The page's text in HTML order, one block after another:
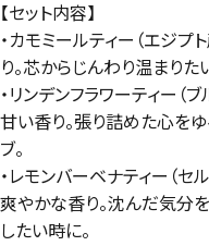
【セット内容】
・カモミールティー（エジプ
り。芯からじんわり温まり
・リンデンフラワーティー（
甘い香り。張り詰めた心を
ブ。
・レモンバーベナティー（セ
爽やかな香り。沈んだ気分
したい時に。